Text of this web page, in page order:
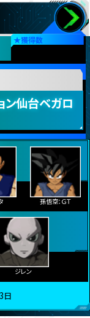
★獲得数
ン仙台ベガロ
孫悟空：ＧＴ
ジレン
日